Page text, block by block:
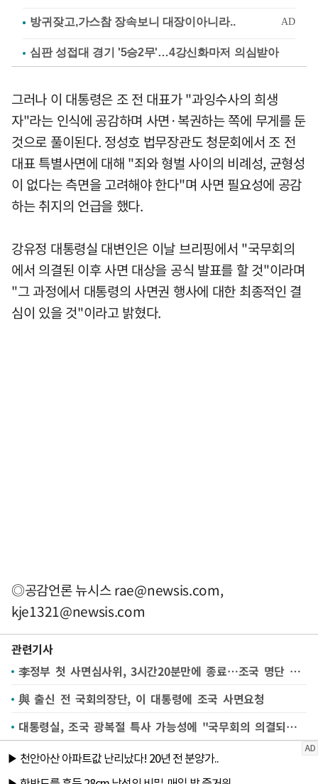
심판 성접대 경기 '5승2무'…4강신화마저 의심받아
그러나 이 대통령은 조 전 대표가 "과잉수사의 희생
자"라는 인식에 공감하며 사면·복권하는 쪽에 무게를 둔
것으로 풀이된다. 정성호 법무장관도 청문회에서 조 전
대표 특별사면에 대해 "죄와 형벌 사이의 비례성, 균형성
이 없다는 측면을 고려해야 한다"며 사면 필요성에 공감
하는 취지의 언급을 했다.
강유정 대통령실 대변인은 이날 브리핑에서 "국무회의
에서 의결된 이후 사면 대상을 공식 발표를 할 것"이라며
"그 과정에서 대통령의 사면권 행사에 대한 최종적인 결
심이 있을 것"이라고 밝혔다.
◎공감언론 뉴시스rae@newsis.com,
kje1321@newsis.com
관련기사
李정부 첫 사면심사위, 3시간20분만에 종료…조국 명단 포함(종합)
與 출신 전 국회의장단, 이 대통령에 조국 사면요청
대통령실, 조국 광복절 특사 가능성에 "국무회의 의결되면 공식 발표"